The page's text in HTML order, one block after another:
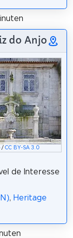
do Anjo
/ CC BY-SA 3.0
de Interesse
, Heritage